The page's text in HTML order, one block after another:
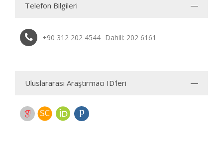
Telefon Bilgileri
+90 312 202 4544 Dahili: 202 6161
Uluslararası Araştırmacı ID'leri